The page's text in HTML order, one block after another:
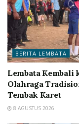
BERITA LEMBATA
Lembata Kembali
Olahraga
Tembak Karet
8 AGUSTUS 2026